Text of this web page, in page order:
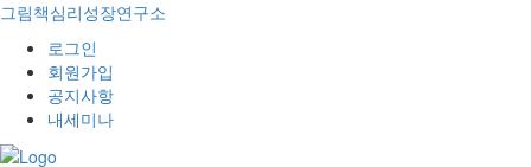
그림책심리성장연구소
로그인
회원가입
공지사항
내세미나